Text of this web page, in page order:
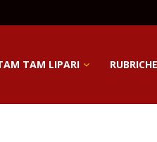
TAM LIPARI